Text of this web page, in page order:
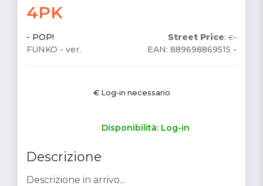
4PK
Street Price: €-
- POP!
EAN: 889698869515 -
FUNKO - ver.
€ Log-in necessario
Disponibilità: Log-in
Descrizione
Descrizione in arrivo...